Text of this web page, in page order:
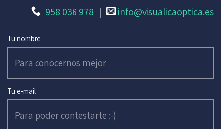
958 036 978 | info@visualicaoptica.es
Tu nombre
Tu e-mail